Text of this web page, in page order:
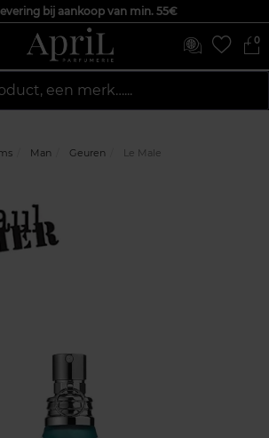
bij aankoop van min. 55€
0
een merk…...
Man Geuren Le Male